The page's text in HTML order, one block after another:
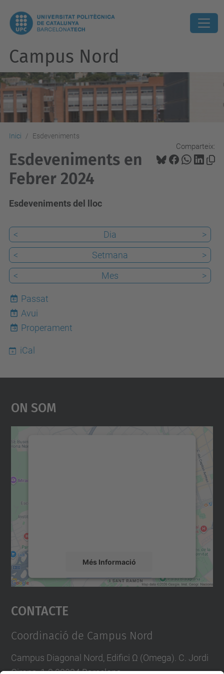
Campus Nord
Inici Esdeveniments
Comparteix:
Esdeveniments en
Febrer 2024
Esdeveniments del lloc
< Dia
>
<
Setmana
>
<
Mes >
Passat
9
Avui
Properament
iCal
On Som
Més Informació
Accepta
powered by
Contacte
Coordinació de Campus Nord
Campus Diagonal Nord, Edifici Ω (Omega). C. Jordi